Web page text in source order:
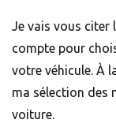
Je vais vous citer
compte pour
votre véhicule. À
ma sélection des
voiture.